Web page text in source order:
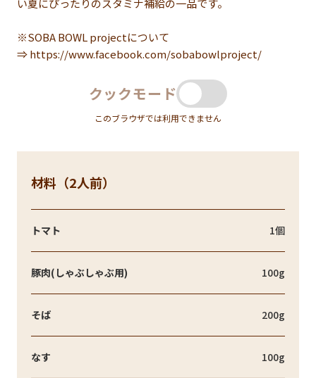
い夏にぴったりのスタミナ補給の一品です。
※SOBA BOWL projectについて
⇒ https://www.facebook.com/sobabowlproject/
クックモード
このブラウザでは利用できません
材料（2人前）
トマト 1個
豚肉(しゃぶしゃぶ用) 100g
そば 200g
なす 100g